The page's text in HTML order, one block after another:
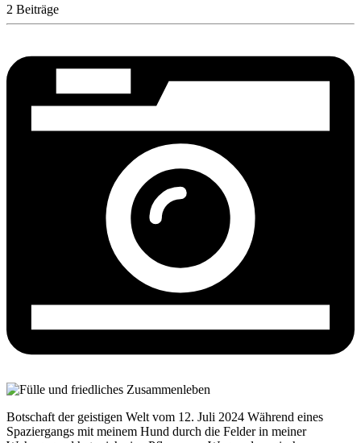
2 Beiträge
Botschaft der geistigen Welt vom 12. Juli 2024 Während eines
Spaziergangs mit meinem Hund durch die Felder in meiner